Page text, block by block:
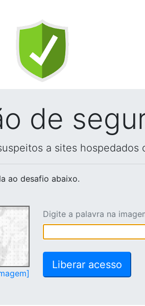
de
a sites hospedados
ao desafio abaixo.
Digite a palavra na